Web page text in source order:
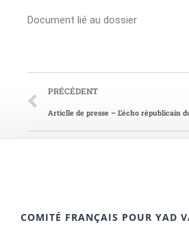
Document lié au dossier
PRÉCÉDENT
COMITÉ FRANÇAIS POUR YAD